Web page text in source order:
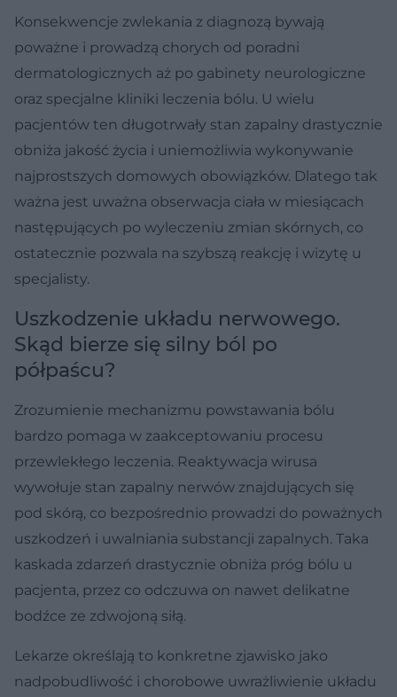
Konsekwencje zwlekania z diagnozą bywają
poważne i prowadzą chorych od poradni
dermatologicznych aż po gabinety neurologiczne
oraz specjalne kliniki leczenia bólu. U wielu
pacjentów ten długotrwały stan zapalny drastycznie
obniża jakość życia i uniemożliwia wykonywanie
najprostszych domowych obowiązków. Dlatego tak
ważna jest uważna obserwacja ciała w miesiącach
następujących po wyleczeniu zmian skórnych, co
ostatecznie pozwala na szybszą reakcję i wizytę u
specjalisty.
Uszkodzenie układu nerwowego.
Skąd bierze się silny ból po
półpaścu?
Zrozumienie mechanizmu powstawania bólu
bardzo pomaga w zaakceptowaniu procesu
przewlekłego leczenia. Reaktywacja wirusa
wywołuje stan zapalny nerwów znajdujących się
pod skórą, co bezpośrednio prowadzi do poważnych
uszkodzeń i uwalniania substancji zapalnych. Taka
kaskada zdarzeń drastycznie obniża próg bólu u
pacjenta, przez co odczuwa on nawet delikatne
bodźce ze zdwojoną siłą.
Lekarze określają to konkretne zjawisko jako
nadpobudliwość i chorobowe uwrażliwienie układu